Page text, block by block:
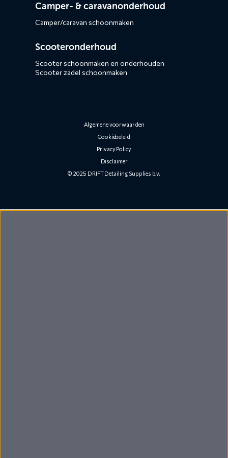
Camper- & caravanonderhoud
Camper/caravan schoonmaken
Scooteronderhoud
Scooter schoonmaken en onderhouden
Scooter zadel schoonmaken
Algemene voorwaarden
Cookiebeleid
Privacy Policy
Disclaimer
© 2025 DRIFT Detailing Supplies b.v.